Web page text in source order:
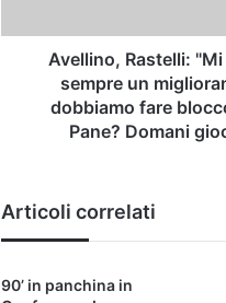
fare
Avellino, Rastelli:
sempre un
dobbiamo fare
Pane? Domani
Articoli correlati
90’ in panchina in